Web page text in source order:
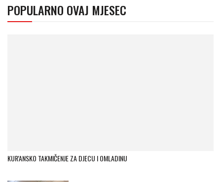
POPULARNO OVAJ MJESEC
KUR'ANSKO TAKMIČENJE ZA DJECU I OMLADINU